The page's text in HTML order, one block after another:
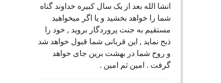
انشا الله بعد از یک سال کبیره خداوند گناه
شما را خواهد بخشید و یا اگر میخواهید
مستقیم به جنت پروردگار بروید , خود را
ذبح نماید , این قربانی شما قبول خواهد شد
و روح شما در بهشت برین جای خواهد
گرفت . امین ثم امین .